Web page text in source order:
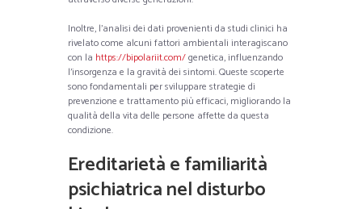
Inoltre, l’analisi dei dati provenienti da studi clinici ha
rivelato come alcuni fattori ambientali interagiscano
con la https://bipolariit.com/genetica, influenzando
l’insorgenza e la gravità dei sintomi. Queste scoperte
sono fondamentali per sviluppare strategie di
prevenzione e trattamento più efficaci, migliorando la
qualità della vita delle persone affette da questa
condizione.
Ereditarietà e familiarità
psichiatrica nel disturbo